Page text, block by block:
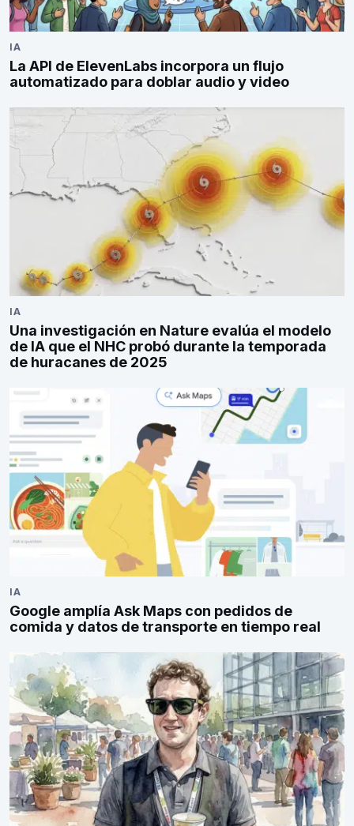
IA
La API de ElevenLabs incorpora un flujo
automatizado para doblar audio y video
IA
Una investigación en Nature evalúa el modelo
de IA que el NHC probó durante la temporada
de huracanes de 2025
IA
Google amplía Ask Maps con pedidos de
comida y datos de transporte en tiempo real